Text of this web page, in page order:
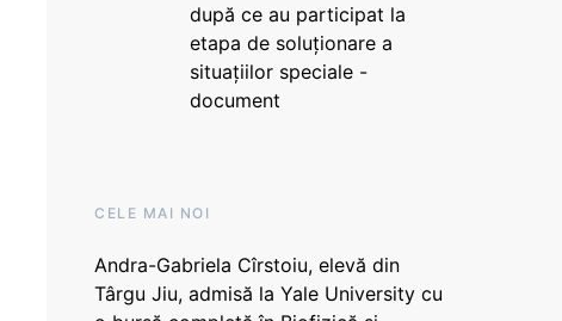
după ce au participat la
etapa de soluționare a
situațiilor speciale -
document
CELE MAI NOI
Andra-Gabriela Cîrstoiu, elevă din
Târgu Jiu, admisă la Yale University cu